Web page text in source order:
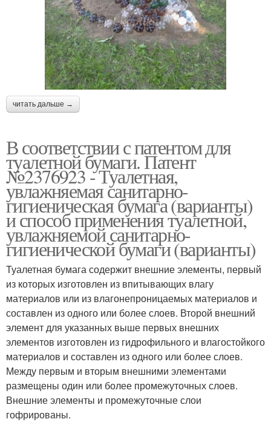
читать дальше →
В соответствии с патентом для
туалетной бумаги. Патент
№2376923 - Туалетная,
увлажняемая санитарно-
гигиеническая бумага (варианты)
и способ применения туалетной,
увлажняемой санитарно-
гигиенической бумаги (варианты)
Туалетная бумага содержит внешние элементы, первый
из которых изготовлен из впитывающих влагу
материалов или из влагонепроницаемых материалов и
составлен из одного или более слоев. Второй внешний
элемент для указанных выше первых внешних
элементов изготовлен из гидрофильного и влагостойкого
материалов и составлен из одного или более слоев.
Между первым и вторым внешними элементами
размещены один или более промежуточных слоев.
Внешние элементы и промежуточные слои
гофрированы.